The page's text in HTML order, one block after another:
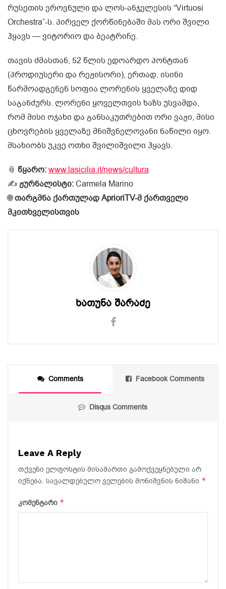
რუსეთის ეროვნული და ლოს-ანჯელესის “Virtuosi
Orchestra”-ს. პირველ ქორწინებაში მას ორი შვილი
ჰყავს — ვიტორიო და ბეატრიჩე.
თავის ძმასთან, 52 წლის ედოარდო პონტთან
(პროდიუსერი და რეჟისორი), ერთად, ისინი
წარმოადგენენ სოფია ლორენის ყველაზე დიდ
საგანძურს. ლორენი ყოველთვის ხაზს უსვამდა,
რომ მისი ოჯახი და განსაკუთრებით ორი ვაჟი, მისი
ცხოვრების ყველაზე მნიშვნელოვანი ნაწილი იყო.
მსახიობს უკვე ოთხი შვილიშვილი ჰყავს.
📎 წყარო:www.lasicilia.it/news/cultura
✍️ ჟურნალისტი:Carmela Marino
🌐თარგმნა ქართულად AprioriTV-მ ქართველი
მკითხველისთვის
ხათუნა შარაძე
Comments Facebook Comments
Disqus Comments
Leave A Reply
თქვენი ელფოსტის მისამართი გამოქვეყნებული არ
იქნება. სავალდებულო ველების მონიშვნის ნიშანი *
კომენტარი *